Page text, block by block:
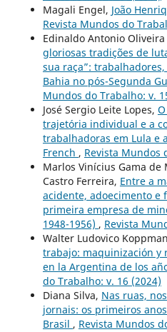
Magali Engel, João
Revista Mundos do
Edinaldo Antonio Oliveira
gloriosas tradições de
sua raça”:
Bahia no pós-Segunda
Mundos do Trabalho: v.
José Sergio Leite Lopes,
trajetória individual e a
trabalhadoras em Lula e
French , Revista Mundos
Marlos Vinícius Gama de
Castro Ferreira, Entre a
acidente, adoecimento e
primeira empresa de
1948-1956) , Revista
Walter Ludovico
trabajo: maquinización y
en la Argentina de los
do Trabalho: v. 16 (2024)
Diana Silva, Nas ruas,
jornais: os primeiros
Brasil , Revista Mundos